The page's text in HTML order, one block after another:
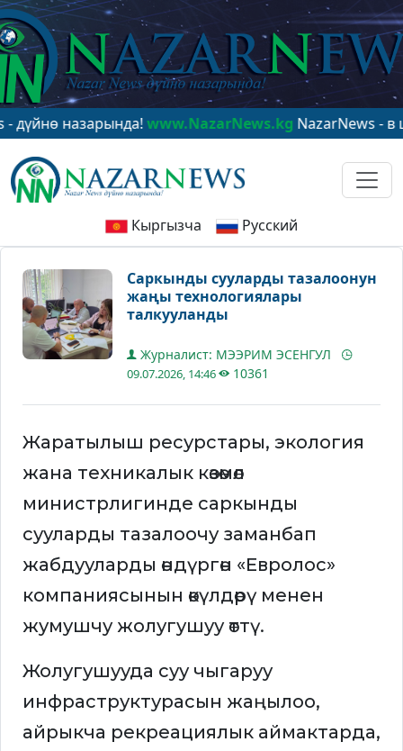
назарында!www.NazarNews.kgNazarNews - в
Кыргызча Русский
Саркынды сууларды тазалоонун
жаңы технологиялары
талкууланды
Журналист: МЭЭРИМ ЭСЕНГУЛ
09.07.2026, 14:46 10361
Жаратылыш ресурстары, экология
жана техникалык көзөмөл
министрлигинде саркынды
сууларды тазалоочу заманбап
жабдууларды өндүргөн «Евролос»
компаниясынын өкүлдөрү менен
жумушчу жолугушуу өттү.
Жолугушууда суу чыгаруу
инфраструктурасын жаңылоо,
айрыкча рекреациялык аймактарда,